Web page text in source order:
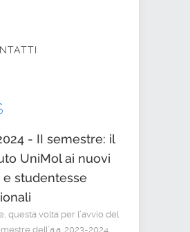
- II semestre: il
UniMol ai nuovi
studentesse
questa volta per l’avvio del
dell’a.a. 2023-2024,